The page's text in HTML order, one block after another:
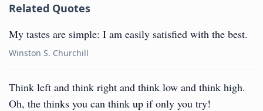
Related Quotes
My tastes are simple: I am easily satisfied with the best.
Winston S. Churchill
Think left and think right and think low and think high.
Oh, the thinks you can think up if only you try!